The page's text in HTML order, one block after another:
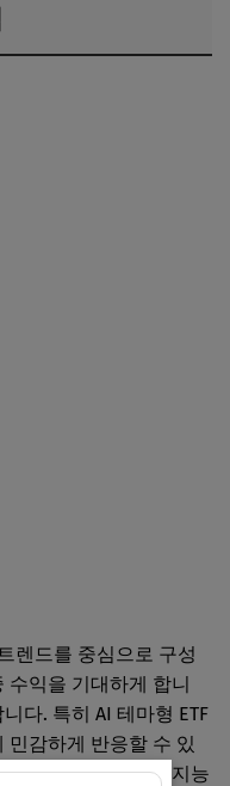
렌드를 중심으로 구성
수익을 기대하게 합니
다. 특히 AI 테마형 ETF
민감하게 반응할 수 있
성장성입니다. 인공지능